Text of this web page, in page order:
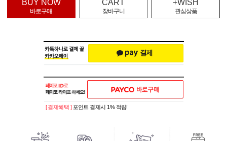
BUY NOW
바로구매
CART
장바구니
+WISH
관심상품
[ 결제혜택 ] 포인트 결제시 1% 적립!